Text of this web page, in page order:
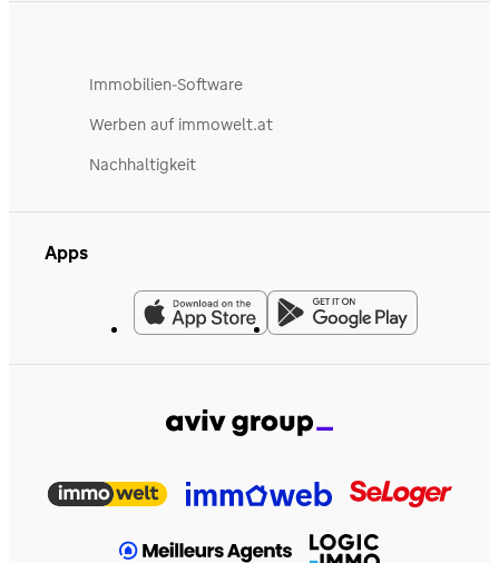
Immobilien-Software
Werben auf immowelt.at
Nachhaltigkeit
Apps